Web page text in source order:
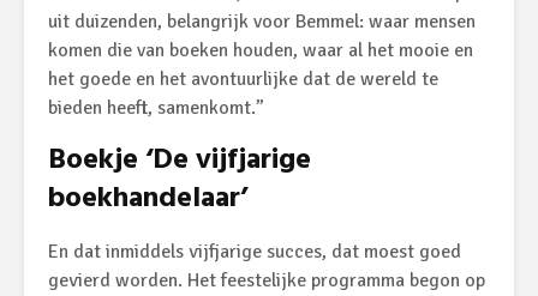
uit duizenden, belangrijk voor Bemmel: waar mensen
komen die van boeken houden, waar al het mooie en
het goede en het avontuurlijke dat de wereld te
bieden heeft, samenkomt.”
Boekje ‘De vijfjarige
boekhandelaar’
En dat inmiddels vijfjarige succes, dat moest goed
gevierd worden. Het feestelijke programma begon op